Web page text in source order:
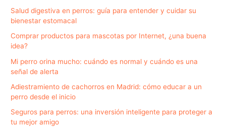
Salud digestiva en perros: guía para entender y cuidar su
bienestar estomacal
Comprar productos para mascotas por Internet, ¿una buena
idea?
Mi perro orina mucho: cuándo es normal y cuándo es una
señal de alerta
Adiestramiento de cachorros en Madrid: cómo educar a un
perro desde el inicio
Seguros para perros: una inversión inteligente para proteger a
tu mejor amigo